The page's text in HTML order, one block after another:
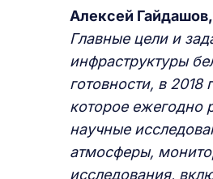
Алексей
Главные цели и
инфраструктуры
готовности, в
которое ежегодно
научные
атмосферы,
исследования,